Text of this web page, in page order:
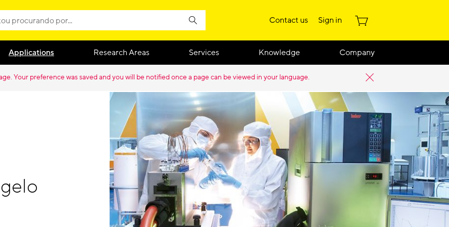
Contact us Sign in
Applications Research Areas Services Knowledge Company
Your preference was saved and you will be notified once a page can be viewed in your language.